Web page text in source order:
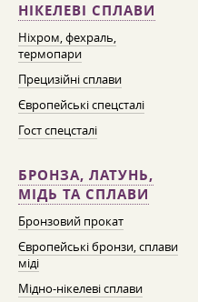
НІКЕЛЕВІ СПЛАВИ
Ніхром, фехраль,
термопари
Прецизійні сплави
Європейські спецсталі
Гост спецсталі
БРОНЗА, ЛАТУНЬ,
МІДЬ ТА СПЛАВИ
Бронзовий прокат
Європейські бронзи, сплави
міді
Мідно-нікелеві сплави